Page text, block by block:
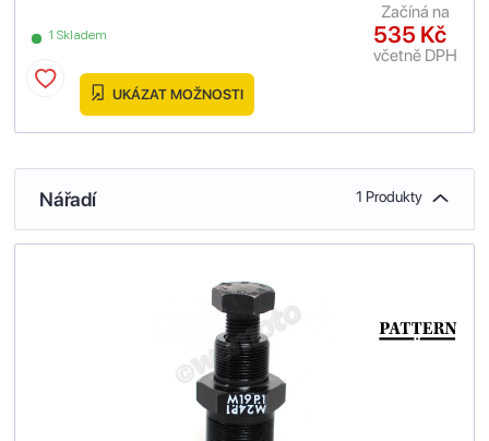
1 Skladem 535 Kč
včetně DPH
Začíná na
UKÁZAT MOŽNOSTI
Nářadí 1 Produkty